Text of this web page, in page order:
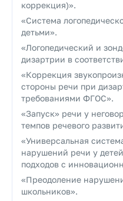
коррекция)».
«Система
детьми».
«Логопедический и
дизартрии в
«Коррекция
стороны речи при
требованиями ФГОС».
«Запуск» речи у
темпов речевого
«Универсальная
нарушений речи у
подходов с
«Преодоление
школьников».